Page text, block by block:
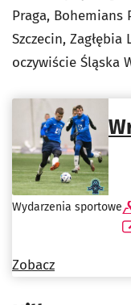
Praga, Bohemians
Szczecin,
oczywiście Śląska
Wydarzenia sportowe
Zobacz